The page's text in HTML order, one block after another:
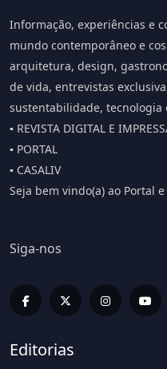
Informação, experiências e
mundo contemporâneo e
arquitetura, design,
de vida, entrevistas
sustentabilidade, tecnologia
▪️ REVISTA DIGITAL E
▪️ PORTAL
▪️ CASALIV
Seja bem vindo(a) ao Portal e
Siga-nos
Editorias